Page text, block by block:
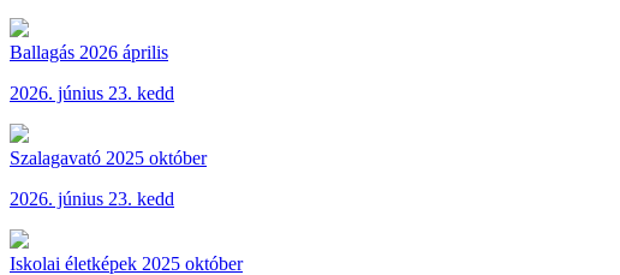
Ballagás 2026 április
2026. június 23. kedd
Szalagavató 2025 október
2026. június 23. kedd
Iskolai életképek 2025 október